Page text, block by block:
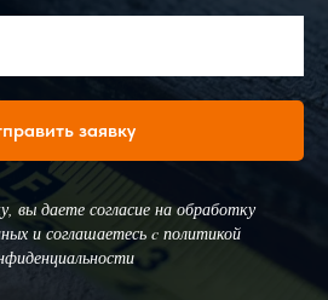
заявку
вы даете согласие на обработку
и соглашаетесь c политикой